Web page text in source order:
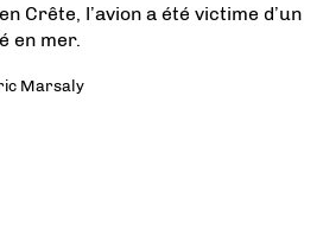
Crête, l’avion a été victime d’un
en mer.
Marsaly